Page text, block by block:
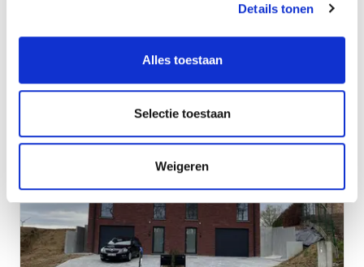
Details tonen
Alles toestaan
Selectie toestaan
Weigeren